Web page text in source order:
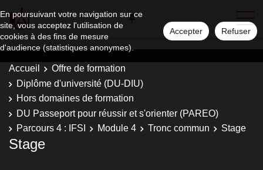
En poursuivant votre navigation sur ce
site, vous acceptez l'utilisation de
cookies à des fins de mesure
d'audience (statistiques anonymes).
Accepter Refuser
Accueil
Offre de formation
Diplôme d'université (DU-DIU)
Hors domaines de formation
DU Passeport pour réussir et s'orienter (PAREO)
Parcours 4 : IFSI
Module 4 Tronc commun Stage
Stage